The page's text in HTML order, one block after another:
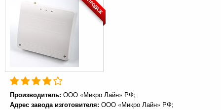
Производитель: ООО «Микро Лайн» РФ;
Адрес завода изготовителя: ООО «Микро Лайн» РФ;